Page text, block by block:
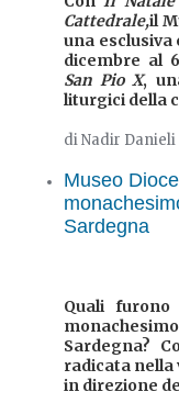
Cattedrale,il
una esclusiva
dicembre al
San Pio X,
liturgici della
di Nadir Danieli
Museo
Sardegna
Quali
Sardegna?
radicata nella
in direzione